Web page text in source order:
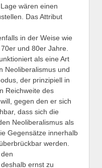
wären einen
Das Attribut
in der Weise wie
und 80er Jahre.
als eine Art
Neoliberalismus und
der prinzipiell in
Reichweite des
gegen den er sich
dass sich die
Neoliberalismus als
Gegensätze innerhalb
werden.
ernst zu